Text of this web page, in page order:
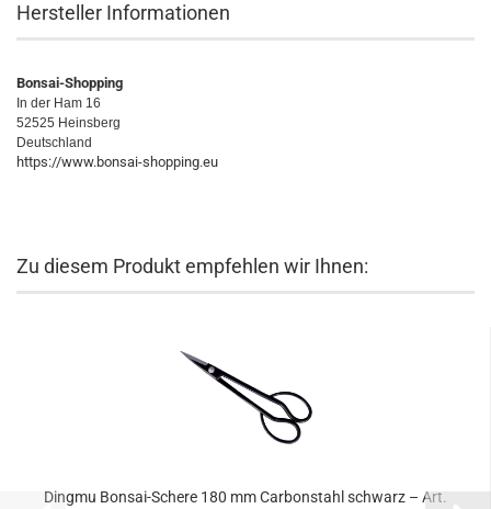
Hersteller Informationen
Bonsai-Shopping
In der Ham 16
52525 Heinsberg
Deutschland
https://www.bonsai-shopping.eu
Zu diesem Produkt empfehlen wir Ihnen:
Dingmu Bonsai-Schere 180 mm Carbonstahl schwarz – Art.